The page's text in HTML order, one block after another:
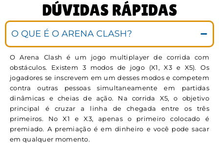
DÚVIDAS RÁPIDAS
O QUE É O ARENA CLASH?
O Arena Clash é um jogo multiplayer de corrida com
obstáculos. Existem 3 modos de jogo (X1, X3 e X5). Os
jogadores se inscrevem em um desses modos e competem
contra outras pessoas simultaneamente em partidas
dinâmicas e cheias de ação. Na corrida X5, o objetivo
principal é cruzar a linha de chegada entre os três
primeiros. No X1 e X3, apenas o primeiro colocado é
premiado. A premiação é em dinheiro e você pode sacar
em qualquer momento.